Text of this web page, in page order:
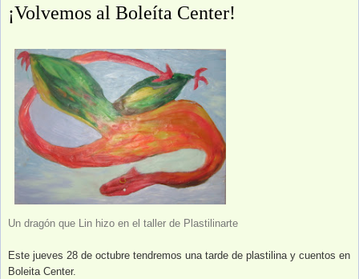
¡Volvemos al Boleíta Center!
Un dragón que Lin hizo en el taller de Plastilinarte
Este jueves 28 de octubre tendremos una tarde de plastilina y cuentos en
Boleita Center.